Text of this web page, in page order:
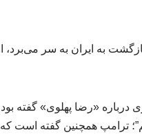
به ایران به سر می‌برد،
درباره «رضا پهلوی» گفته
ترامپ همچنین گفته است که